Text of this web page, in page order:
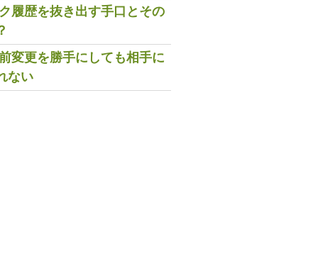
履歴を抜き出す手口とその
変更を勝手にしても相手に
ない